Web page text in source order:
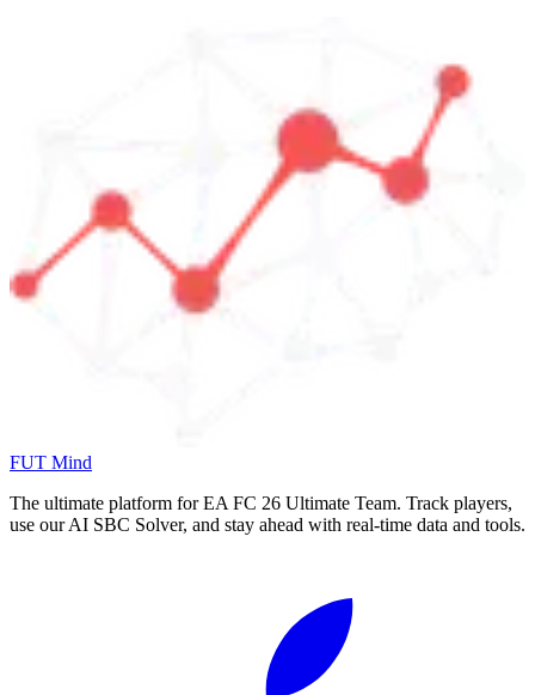
FUT Mind
The ultimate platform for EA FC 26 Ultimate Team. Track players,
use our AI SBC Solver, and stay ahead with real-time data and tools.